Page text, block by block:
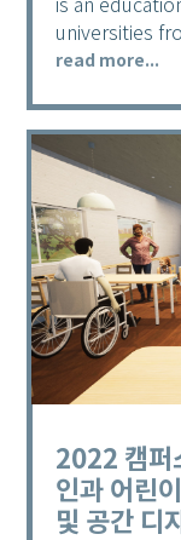
universities
read more...
2022 캠퍼
인과 어린
및 공간 디